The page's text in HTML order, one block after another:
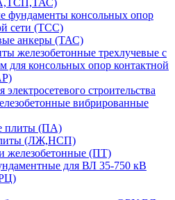
фундаменты консольных опор
сети (ТСС)
анкеры (ТАС)
железобетонные трехлучевые с
для консольных опор контактной
электросетевого строительства
вибрированные
плиты (ПА)
(ЛЖ,НСП)
железобетонные (ПТ)
для ВЛ 35-750 кВ